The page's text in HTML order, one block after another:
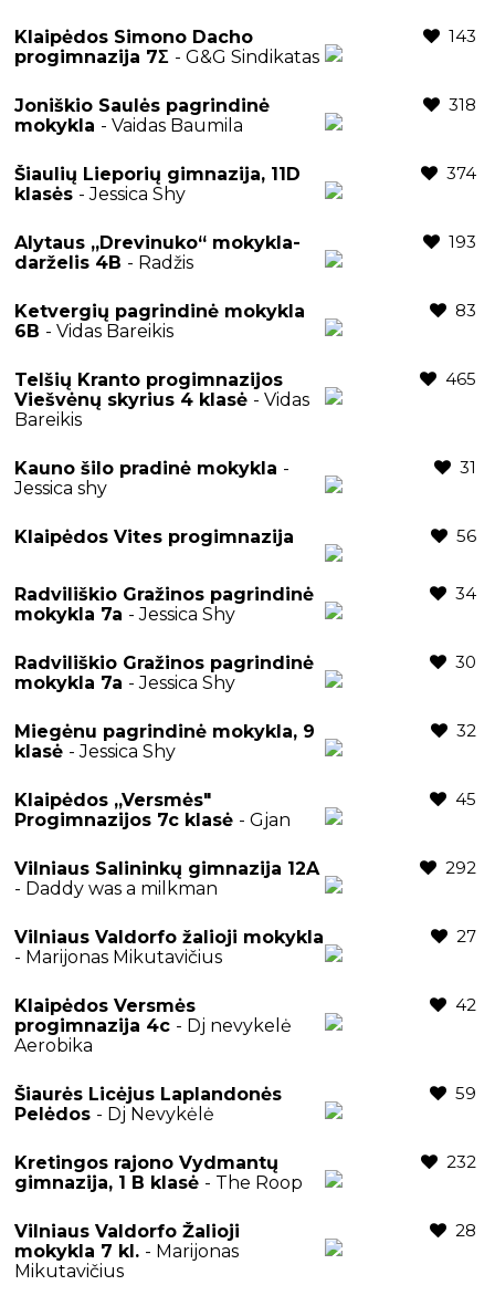
Klaipėdos Simono Dacho
progimnazija 7Σ - G&G Sindikatas
143
Joniškio Saulės pagrindinė
mokykla - Vaidas Baumila
318
Šiaulių Lieporių gimnazija, 11D
klasės - Jessica Shy
374
Alytaus „Drevinuko“ mokykla-
darželis 4B - Radžis
193
Ketvergių pagrindinė mokykla
6B - Vidas Bareikis
83
Telšių Kranto progimnazijos
Viešvėnų skyrius 4 klasė - Vidas
Bareikis
465
Kauno šilo pradinė mokykla -
Jessica shy
31
Klaipėdos Vites progimnazija 56
Radviliškio Gražinos pagrindinė
mokykla 7a - Jessica Shy
34
Radviliškio Gražinos pagrindinė
mokykla 7a - Jessica Shy
30
Miegėnu pagrindinė mokykla, 9
klasė - Jessica Shy
32
Klaipėdos ,,Versmės"
Progimnazijos 7c klasė - Gjan
45
Vilniaus Salininkų gimnazija 12A
- Daddy was a milkman
292
Vilniaus Valdorfo žalioji mokykla
- Marijonas Mikutavičius
27
Klaipėdos Versmės
progimnazija 4c - Dj nevykelė
Aerobika
42
Šiaurės Licėjus Laplandonės
Pelėdos - Dj Nevykėlė
59
Kretingos rajono Vydmantų
gimnazija, 1 B klasė - The Roop
232
Vilniaus Valdorfo Žalioji
mokykla 7 kl. - Marijonas
Mikutavičius
28